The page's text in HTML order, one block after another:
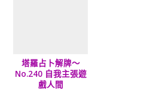
塔羅占卜解牌～
No.240 自我主張遊
戲人間